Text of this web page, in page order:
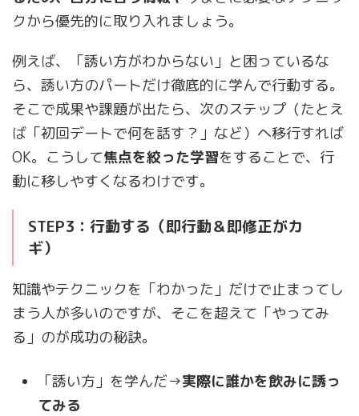
クから優先的に取り入れましょう。
例えば、「誘い方がわからない」と困っているな
ら、誘い方のパートだけ徹底的に学んで行動する。
そこで成果や課題が出たら、次のステップ（たとえ
ば「初回デートで何を話す？」など）へ移行すれば
OK。こうして焦点を絞った学習をすることで、行
動に移しやすくなるわけです。
STEP3：行動する（即行動＆即修正がカ
ギ）
知識やテクニックを「わかった」だけで止まってし
まう人が多いのですが、そこを超えて「やってみ
る」のが成功の秘訣。
「誘い方」を学んだ→実際に誰かを飲みに誘っ
てみる